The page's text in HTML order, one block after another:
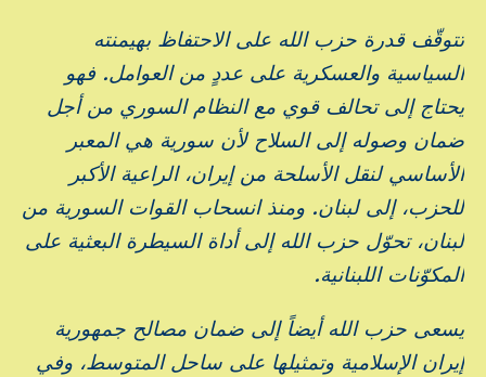
تتوقّف قدرة حزب الله على الاحتفاظ بهيمنته
السياسية والعسكرية على عددٍ من العوامل. فهو
يحتاج إلى تحالف قوي مع النظام السوري من أجل
ضمان وصوله إلى السلاح لأن سورية هي المعبر
الأساسي لنقل الأسلحة من إيران، الراعية الأكبر
للحزب، إلى لبنان. ومنذ انسحاب القوات السورية من
لبنان، تحوّل حزب الله إلى أداة السيطرة البعثية على
المكوّنات اللبنانية.
يسعى حزب الله أيضاً إلى ضمان مصالح جمهورية
إيران الإسلامية وتمثيلها على ساحل المتوسط، وفي